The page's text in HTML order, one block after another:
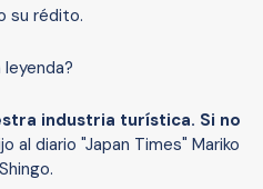
su rédito.
industria turística. Si no
al diario "Japan Times" Mariko